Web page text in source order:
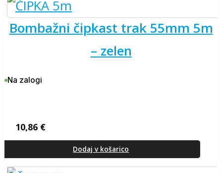
bombažni čipkast trak 55mm 5m
– zelen
Na zalogi
10,86 €
Dodaj v košarico